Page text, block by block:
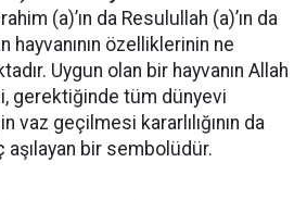
(a)’ın da Resulullah (a)’ın da
hayvanının özelliklerinin ne
Uygun olan bir hayvanın Allah
gerektiğinde tüm dünyevi
vaz geçilmesi kararlılığının da
bir sembolüdür.